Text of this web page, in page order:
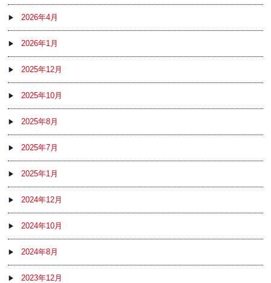
2026年4月
2026年1月
2025年12月
2025年10月
2025年8月
2025年7月
2025年1月
2024年12月
2024年10月
2024年8月
2023年12月